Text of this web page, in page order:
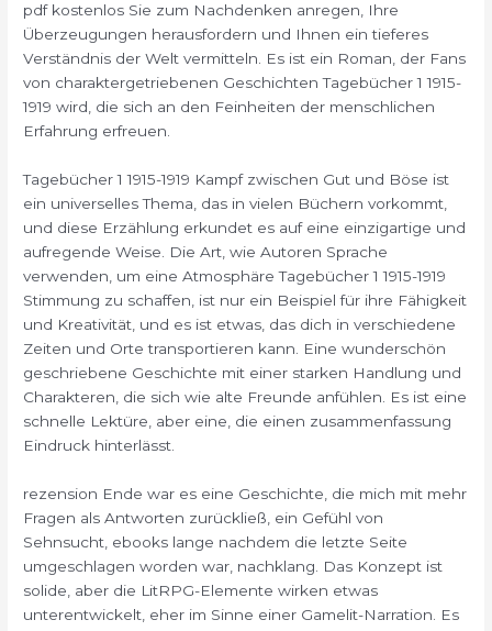
pdf kostenlos Sie zum Nachdenken anregen, Ihre
Überzeugungen herausfordern und Ihnen ein tieferes
Verständnis der Welt vermitteln. Es ist ein Roman, der Fans
von charaktergetriebenen Geschichten Tagebücher 1 1915-
1919 wird, die sich an den Feinheiten der menschlichen
Erfahrung erfreuen.
Tagebücher 1 1915-1919 Kampf zwischen Gut und Böse ist
ein universelles Thema, das in vielen Büchern vorkommt,
und diese Erzählung erkundet es auf eine einzigartige und
aufregende Weise. Die Art, wie Autoren Sprache
verwenden, um eine Atmosphäre Tagebücher 1 1915-1919
Stimmung zu schaffen, ist nur ein Beispiel für ihre Fähigkeit
und Kreativität, und es ist etwas, das dich in verschiedene
Zeiten und Orte transportieren kann. Eine wunderschön
geschriebene Geschichte mit einer starken Handlung und
Charakteren, die sich wie alte Freunde anfühlen. Es ist eine
schnelle Lektüre, aber eine, die einen zusammenfassung
Eindruck hinterlässt.
rezension Ende war es eine Geschichte, die mich mit mehr
Fragen als Antworten zurückließ, ein Gefühl von
Sehnsucht, ebooks lange nachdem die letzte Seite
umgeschlagen worden war, nachklang. Das Konzept ist
solide, aber die LitRPG-Elemente wirken etwas
unterentwickelt, eher im Sinne einer Gamelit-Narration. Es